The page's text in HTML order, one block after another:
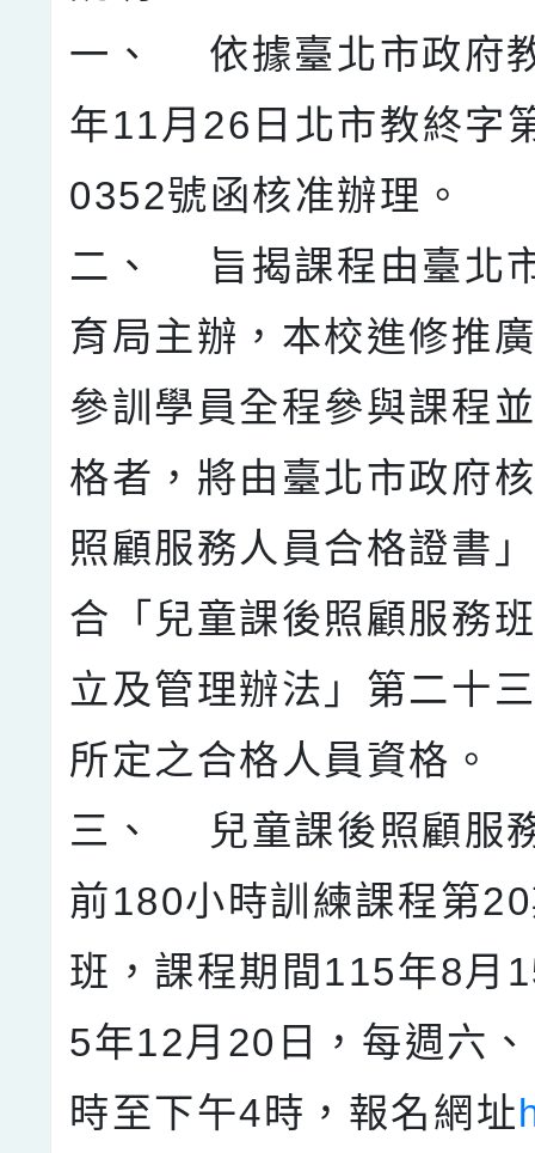
一、 依據臺北市政府
年11月26日北市教終字
0352號函核准辦理。
二、 旨揭課程由臺北
育局主辦，本校進修推
參訓學員全程參與課程
格者，將由臺北市政府
照顧服務人員合格證書
合「兒童課後照顧服務
立及管理辦法」第二十
所定之合格人員資格。
三、 兒童課後照顧服
前180小時訓練課程第
班，課程期間115年8月
5年12月20日，每週六
時至下午4時，報名網址